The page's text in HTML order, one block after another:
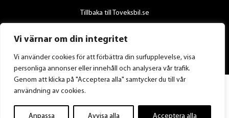
Vi värnar om din integritet
Vi använder cookies för att förbättra din surfupplevelse, visa
personliga annonser eller innehåll och analysera vår trafik.
Genom att klicka på "Acceptera alla" samtycker du till vår
användning av cookies.
Anpassa Avvisa alla Acceptera alla
Tillbaka till Toveksbil.se